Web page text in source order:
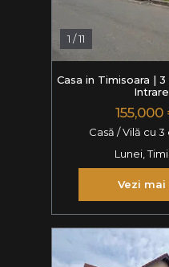
1 /11
Casa in Timisoara |
155,000
Casă / Vilă cu
Lunei,
Vezi